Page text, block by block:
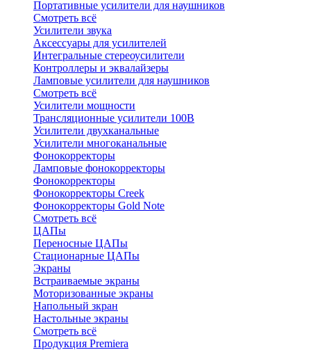
Портативные усилители для наушников
Смотреть всё
Усилители звука
Аксессуары для усилителей
Интегральные стереоусилители
Контроллеры и эквалайзеры
Ламповые усилители для наушников
Смотреть всё
Усилители мощности
Трансляционные усилители 100В
Усилители двухканальные
Усилители многоканальные
Фонокорректоры
Ламповые фонокорректоры
Фонокорректоры
Фонокорректоры Creek
Фонокорректоры Gold Note
Смотреть всё
ЦАПы
Переносные ЦАПы
Стационарные ЦАПы
Экраны
Встраиваемые экраны
Моторизованные экраны
Напольный зкран
Настольные экраны
Смотреть всё
Продукция Premiera